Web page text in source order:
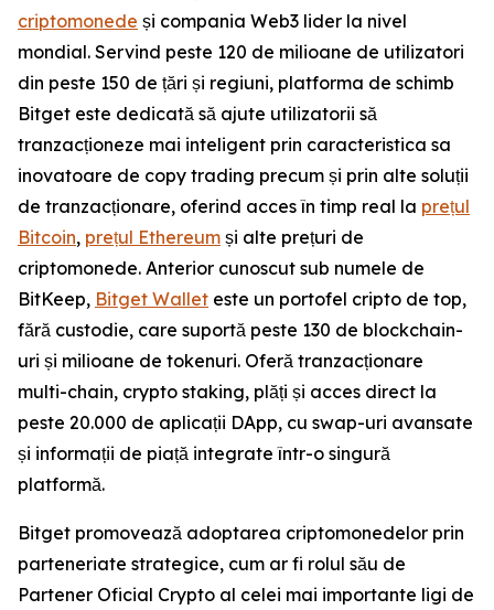
criptomonede și compania Web3 lider la nivel
mondial. Servind peste 120 de milioane de utilizatori
din peste 150 de țări și regiuni, platforma de schimb
Bitget este dedicată să ajute utilizatorii să
tranzacționeze mai inteligent prin caracteristica sa
inovatoare de copy trading precum și prin alte soluții
de tranzacționare, oferind acces în timp real la prețul
Bitcoin, prețul Ethereum și alte prețuri de
criptomonede. Anterior cunoscut sub numele de
BitKeep, Bitget Wallet este un portofel cripto de top,
fără custodie, care suportă peste 130 de blockchain-
uri și milioane de tokenuri. Oferă tranzacționare
multi-chain, crypto staking, plăți și acces direct la
peste 20.000 de aplicații DApp, cu swap-uri avansate
și informații de piață integrate într-o singură
platformă.
Bitget promovează adoptarea criptomonedelor prin
parteneriate strategice, cum ar fi rolul său de
Partener Oficial Crypto al celei mai importante ligi de